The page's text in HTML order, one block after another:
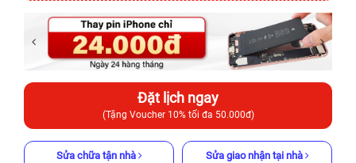
Đặt lịch ngay
(Tặng Voucher 10% tối đa 50.000đ)
Sửa chữa tận nhà Sửa giao nhận tại nhà